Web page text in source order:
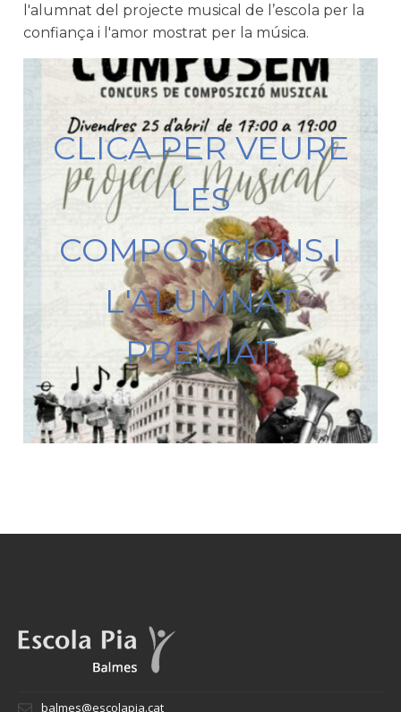
l'alumnat del projecte musical de l’escola per la
confiança i l'amor mostrat per la música.
CLICA PER VEURE
LES
COMPOSICIONS I
L'ALUMNAT
PREMIAT
balmes@escolapia.cat